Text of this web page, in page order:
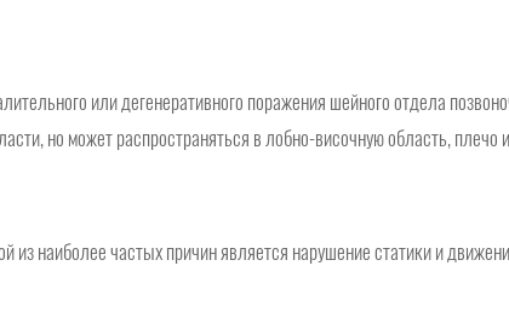
или дегенеративного поражения шейного отдела
но может распространяться в лобно-височную область, плечо
наиболее частых причин является нарушение статики и